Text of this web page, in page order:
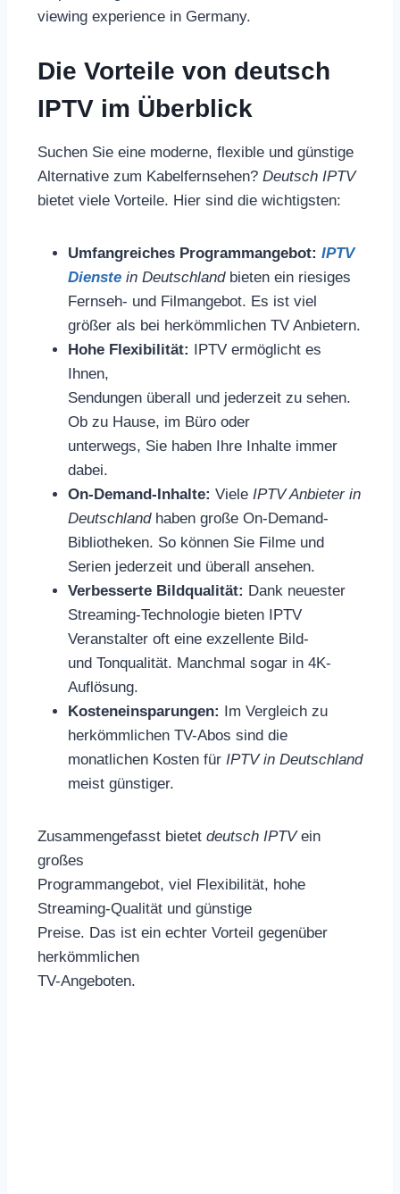
viewing experience in Germany.
Die Vorteile von deutsch
IPTV im Überblick
Suchen Sie eine moderne, flexible und günstige
Alternative zum Kabelfernsehen? Deutsch IPTV
bietet viele Vorteile. Hier sind die wichtigsten:
Umfangreiches Programmangebot: IPTV
Dienste in Deutschlandbieten ein riesiges
Fernseh- und Filmangebot. Es ist viel
größer als bei herkömmlichen TV Anbietern.
Hohe Flexibilität: IPTV ermöglicht es
Ihnen,
Sendungen überall und jederzeit zu sehen.
Ob zu Hause, im Büro oder
unterwegs, Sie haben Ihre Inhalte immer
dabei.
On-Demand-Inhalte: Viele IPTV Anbieter in
Deutschlandhaben große On-Demand-
Bibliotheken. So können Sie Filme und
Serien jederzeit und überall ansehen.
Verbesserte Bildqualität: Dank neuester
Streaming-Technologie bieten IPTV
Veranstalter oft eine exzellente Bild-
und Tonqualität. Manchmal sogar in 4K-
Auflösung.
Kosteneinsparungen: Im Vergleich zu
herkömmlichen TV-Abos sind die
monatlichen Kosten für IPTV in Deutschland
meist günstiger.
Zusammengefasst bietet deutsch IPTVein
großes
Programmangebot, viel Flexibilität, hohe
Streaming-Qualität und günstige
Preise. Das ist ein echter Vorteil gegenüber
herkömmlichen
TV-Angeboten.